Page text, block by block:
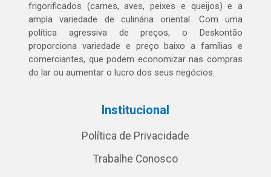
frigorificados (carnes, aves, peixes e queijos) e a
ampla variedade de culinária oriental. Com uma
política agressiva de preços, o Deskontão
proporciona variedade e preço baixo a famílias e
comerciantes, que podem economizar nas compras
do lar ou aumentar o lucro dos seus negócios.
Institucional
Política de Privacidade
Trabalhe Conosco